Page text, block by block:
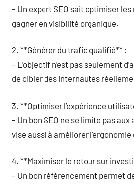
– Un expert SEO sait optimiser
gagner en visibilité organique.
2. **Générer du trafic qualifié** :
– L’objectif n’est pas seulement
de cibler des internautes
3. **Optimiser l’expérience
– Un bon SEO ne se limite pas
vise aussi à améliorer l’ergonomie
4. **Maximiser le retour sur
– Un bon référencement permet